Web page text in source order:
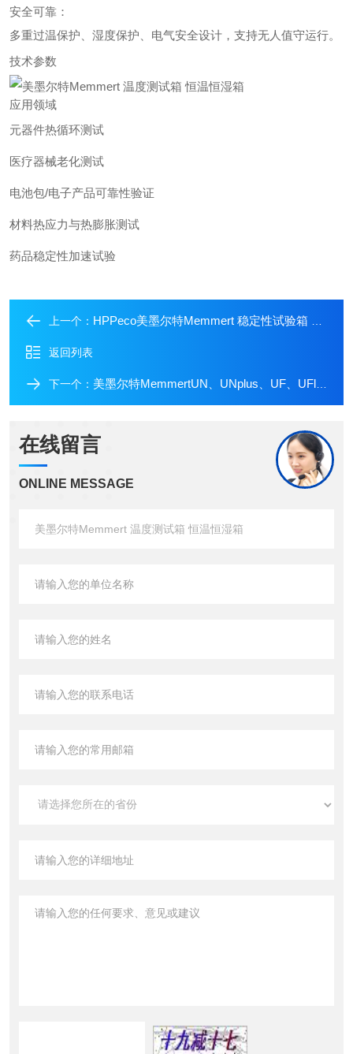
安全可靠：
多重过温保护、湿度保护、电气安全设计，支持无人值守运行。
技术参数
应用领域
元器件热循环测试
医疗器械老化测试
电池包/电子产品可靠性验证
材料热应力与热膨胀测试
药品稳定性加速试验
上一个： HPPeco美墨尔特Memmert 稳定性试验箱 恒温恒湿箱
返回列表
下一个： 美墨尔特MemmertUN、UNplus、UF、UFlius通用烘箱
在线留言
ONLINE MESSAGE